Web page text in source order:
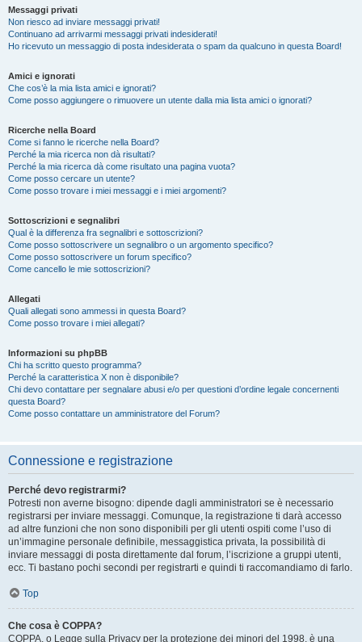
Messaggi privati
Non riesco ad inviare messaggi privati!
Continuano ad arrivarmi messaggi privati indesiderati!
Ho ricevuto un messaggio di posta indesiderata o spam da qualcuno in questa Board!
Amici e ignorati
Che cos’è la mia lista amici e ignorati?
Come posso aggiungere o rimuovere un utente dalla mia lista amici o ignorati?
Ricerche nella Board
Come si fanno le ricerche nella Board?
Perché la mia ricerca non dà risultati?
Perché la mia ricerca dà come risultato una pagina vuota?
Come posso cercare un utente?
Come posso trovare i miei messaggi e i miei argomenti?
Sottoscrizioni e segnalibri
Qual è la differenza fra segnalibri e sottoscrizioni?
Come posso sottoscrivere un segnalibro o un argomento specifico?
Come posso sottoscrivere un forum specifico?
Come cancello le mie sottoscrizioni?
Allegati
Quali allegati sono ammessi in questa Board?
Come posso trovare i miei allegati?
Informazioni su phpBB
Chi ha scritto questo programma?
Perché la caratteristica X non è disponibile?
Chi devo contattare per segnalare abusi e/o per questioni d’ordine legale concernenti
questa Board?
Come posso contattare un amministratore del Forum?
Connessione e registrazione
Perché devo registrarmi?
Potresti non averne bisogno: dipende dagli amministratori se è necessario
registrarsi per inviare messaggi. Comunque, la registrazione ti darà accesso
ad altre funzioni che non sono disponibili per gli utenti ospiti come l’uso di
un’immagine personale definibile, messaggistica privata, la possibilità di
inviare messaggi di posta direttamente dal forum, l’iscrizione a gruppi utenti,
ecc. Ti bastano pochi secondi per registrarti e quindi ti raccomandiamo di farlo.
Top
Che cosa è COPPA?
COPPA, o Legge sulla Privacy per la protezione dei minori del 1998, è una